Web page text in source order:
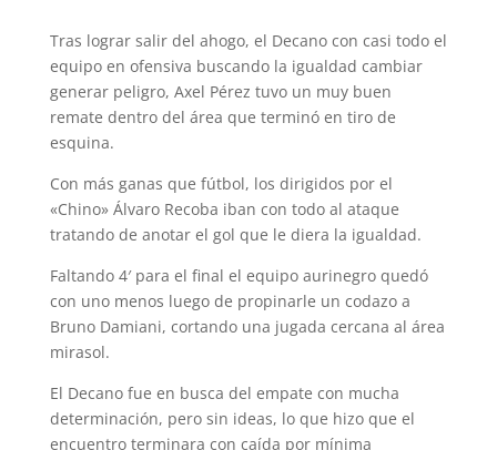
Tras lograr salir del ahogo, el Decano con casi todo el
equipo en ofensiva buscando la igualdad cambiar
generar peligro, Axel Pérez tuvo un muy buen
remate dentro del área que terminó en tiro de
esquina.
Con más ganas que fútbol, ​​los dirigidos por el
«Chino» Álvaro Recoba iban con todo al ataque
tratando de anotar el gol que le diera la igualdad.
Faltando 4′ para el final el equipo aurinegro quedó
con uno menos luego de propinarle un codazo a
Bruno Damiani, cortando una jugada cercana al área
mirasol.
El Decano fue en busca del empate con mucha
determinación, pero sin ideas, lo que hizo que el
encuentro terminara con caída por mínima